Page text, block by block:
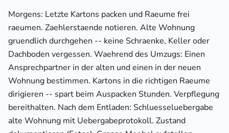
Morgens: Letzte Kartons packen und Raeume frei
raeumen. Zaehlerstaende notieren. Alte Wohnung
gruendlich durchgehen -- keine Schraenke, Keller oder
Dachboden vergessen. Waehrend des Umzugs: Einen
Ansprechpartner in der alten und einen in der neuen
Wohnung bestimmen. Kartons in die richtigen Raeume
dirigieren -- spart beim Auspacken Stunden. Verpflegung
bereithalten. Nach dem Entladen: Schluesseluebergabe
alte Wohnung mit Uebergabeprotokoll. Zustand